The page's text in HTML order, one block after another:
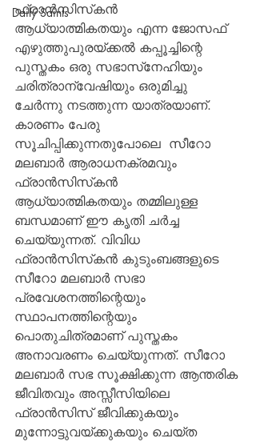
Daily Saints
ഫ്രാന്‍സിസ്‌കന്‍
ആധ്യാത്മികതയും എന്ന ജോസഫ്
എഴുത്തുപുരയ്ക്കല്‍ കപ്പൂച്ചിന്റെ
പുസ്തകം ഒരു സഭാസ്‌നേഹിയും
ചരിത്രാന്വേഷിയും ഒരുമിച്ചു
ചേര്‍ന്നു നടത്തുന്ന യാത്രയാണ്.
കാരണം പേരു
സൂചിപ്പിക്കുന്നതുപോലെ  സീറോ
മലബാര്‍ ആരാധനക്രമവും
ഫ്രാന്‍സിസ്‌കന്‍
ആധ്യാത്മികതയും തമ്മിലുള്ള
ബന്ധമാണ് ഈ കൃതി ചര്‍ച്ച
ചെയ്യുന്നത്. വിവിധ
ഫ്രാന്‍സിസ്‌കന്‍ കുടുംബങ്ങളുടെ
സീറോ മലബാര്‍ സഭാ
പ്രവേശനത്തിന്റെയും
സ്ഥാപനത്തിന്റെയും
പൊതുചിത്രമാണ് പുസ്തകം
അനാവരണം ചെയ്യുന്നത്. സീറോ
മലബാര്‍ സഭ സൂക്ഷിക്കുന്ന ആന്തരിക
ജീവിതവും അസ്സീസിയിലെ
ഫ്രാന്‍സിസ് ജീവിക്കുകയും
മുന്നോട്ടുവയ്ക്കുകയും ചെയ്ത